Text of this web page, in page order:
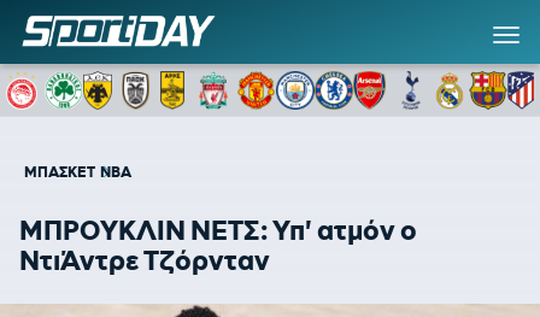
ΜΠΑΣΚΕΤ NBA
ΜΠΡΟΥΚΛΙΝ ΝΕΤΣ: Υπ' ατμόν ο
ΝτιΆντρε Τζόρνταν